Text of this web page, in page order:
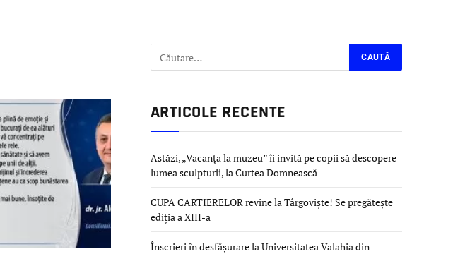
ARTICOLE RECENTE
Astăzi, „Vacanța la muzeu” îi invită pe copii să descopere
lumea sculpturii, la Curtea Domnească
CUPA CARTIERELOR revine la Târgoviște! Se pregătește
ediția a XIII-a
Înscrieri în desfășurare la Universitatea Valahia din